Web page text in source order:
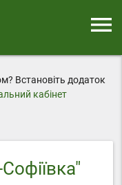
menu
Встановіть додаток
кабінет